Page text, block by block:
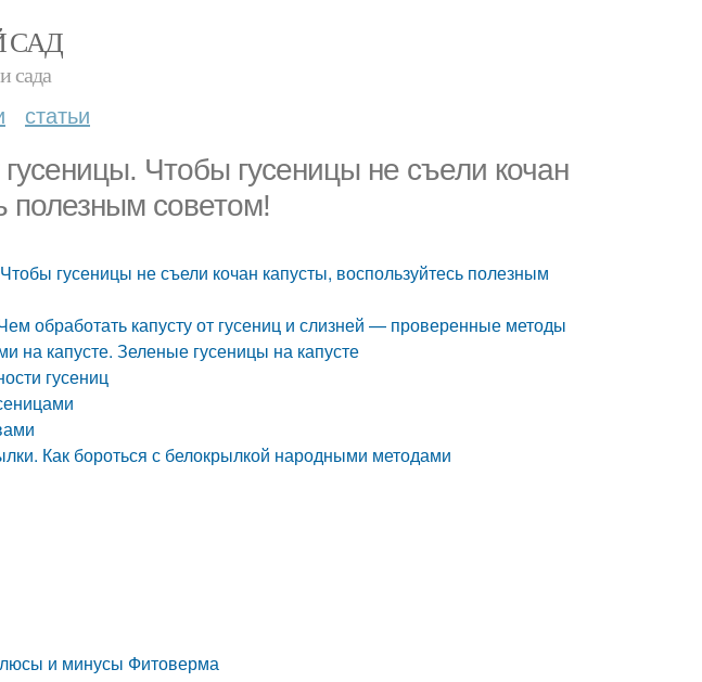
САД
сада
статьи
гусеницы. Чтобы гусеницы не съели кочан
полезным советом!
гусеницы не съели кочан капусты, воспользуйтесь полезным
обработать капусту от гусениц и слизней — проверенные методы
на капусте. Зеленые гусеницы на капусте
гусениц
Как бороться с белокрылкой народными методами
и минусы Фитоверма